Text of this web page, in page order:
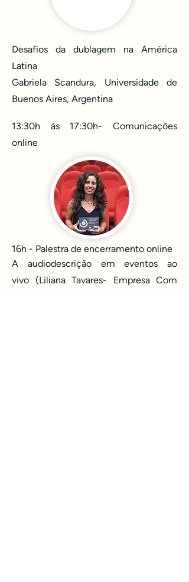
Desafios da dublagem na América
Latina
Gabriela Scandura, Universidade de
Buenos Aires, Argentina
13:30h às 17:30h- Comunicações
online
16h - Palestra de encerramento online
A audiodescrição em eventos ao
vivo (Liliana Tavares- Empresa Com